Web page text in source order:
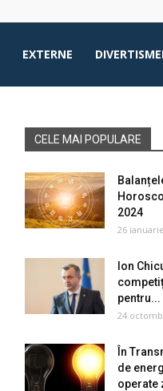
EXTERNE
CELE MAI POPULARE
2024
26
Ion
pentru...
24
În
de
operate